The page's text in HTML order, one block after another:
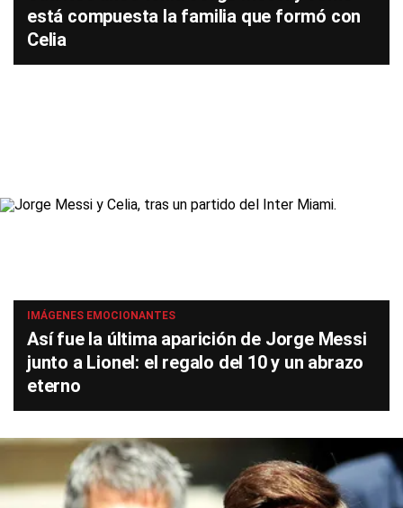
está compuesta la familia que formó con
Celia
IMÁGENES EMOCIONANTES
Así fue la última aparición de Jorge Messi
junto a Lionel: el regalo del 10 y un abrazo
eterno